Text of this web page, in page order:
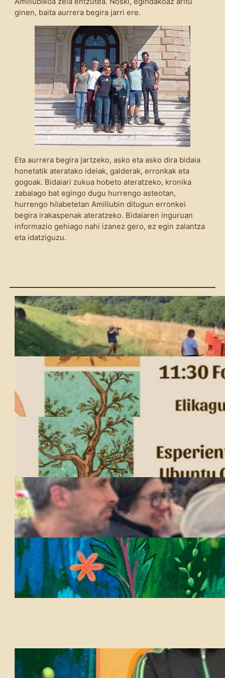
ginen, baita aurrera begira jarri ere.
Eta aurrera begira jartzeko, asko eta asko dira bidaia
honetatik ateratako ideiak, galderak, erronkak eta
gogoak. Bidaiari zukua hobeto ateratzeko, kronika
zabalago bat egingo dugu hurrengo asteotan,
hurrengo hilabetetan Amillubin ditugun erronkei
begira irakaspenak ateratzeko. Bidaiaren inguruan
informazio gehiago nahi izanez gero, ez egin zalantza
eta idatziguzu.